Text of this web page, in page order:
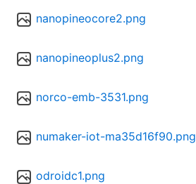
nanopineocore2.png
nanopineoplus2.png
norco-emb-3531.png
numaker-iot-ma35d16f90.png
odroidc1.png